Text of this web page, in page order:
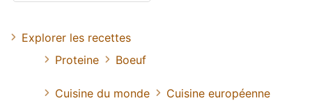
Explorer les recettes
Proteine
Boeuf
Cuisine du monde
Cuisine européenne